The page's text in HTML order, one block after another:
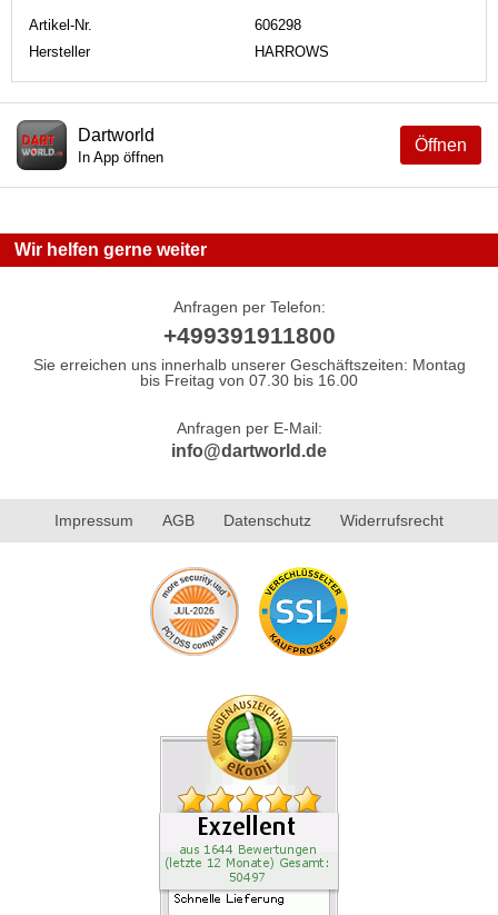
Artikel-Nr.
606298
Hersteller
HARROWS
Öffnen
Dartworld
In App öffnen
Wir helfen gerne weiter
Anfragen per Telefon:
+499391911800
Sie erreichen uns innerhalb unserer Geschäftszeiten: Montag
bis Freitag von 07.30 bis 16.00
Anfragen per E-Mail:
info@dartworld.de
Impressum AGB Datenschutz Widerrufsrecht